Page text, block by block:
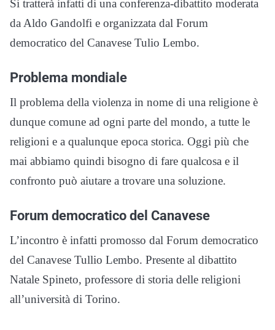
Si tratterà infatti di una conferenza-dibattito moderata
da Aldo Gandolfi e organizzata dal Forum
democratico del Canavese Tulio Lembo.
Problema mondiale
Il problema della violenza in nome di una religione è
dunque comune ad ogni parte del mondo, a tutte le
religioni e a qualunque epoca storica. Oggi più che
mai abbiamo quindi bisogno di fare qualcosa e il
confronto può aiutare a trovare una soluzione.
Forum democratico del Canavese
L’incontro è infatti promosso dal Forum democratico
del Canavese Tullio Lembo. Presente al dibattito
Natale Spineto, professore di storia delle religioni
all’università di Torino.